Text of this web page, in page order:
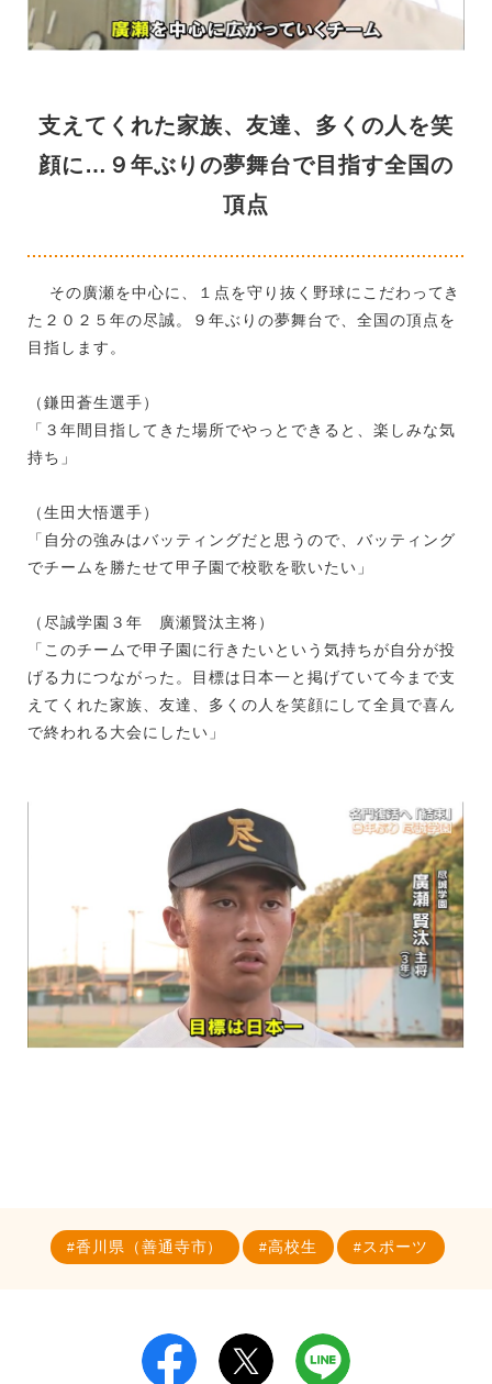
支えてくれた家族、友達、多くの人を笑
顔に…９年ぶりの夢舞台で目指す全国の
頂点
その廣瀬を中心に、１点を守り抜く野球にこだわってき
た２０２５年の尽誠。９年ぶりの夢舞台で、全国の頂点を
目指します。
（鎌田蒼生選手）
「３年間目指してきた場所でやっとできると、楽しみな気
持ち」
（生田大悟選手）
「自分の強みはバッティングだと思うので、バッティング
でチームを勝たせて甲子園で校歌を歌いたい」
（尽誠学園３年 廣瀬賢汰主将）
「このチームで甲子園に行きたいという気持ちが自分が投
げる力につながった。目標は日本一と掲げていて今まで支
えてくれた家族、友達、多くの人を笑顔にして全員で喜ん
で終われる大会にしたい」
香川県（善通寺市） 高校生 スポーツ